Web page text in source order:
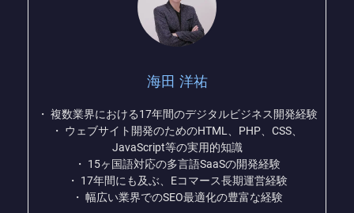
海田 洋祐
・ 複数業界における17年間のデジタルビジネス開発経験
・ ウェブサイト開発のためのHTML、PHP、CSS、
JavaScript等の実用的知識
・ 15ヶ国語対応の多言語SaaSの開発経験
・ 17年間にも及ぶ、Eコマース長期運営経験
・ 幅広い業界でのSEO最適化の豊富な経験